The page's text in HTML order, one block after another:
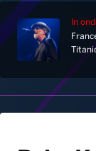
Home
Notizie
In